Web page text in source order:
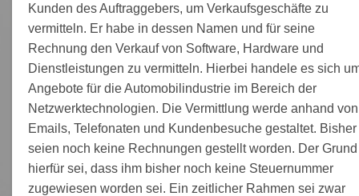
Kunden des Auftraggebers, um Verkaufsgeschäfte zu
vermitteln. Er habe in dessen Namen und für seine
Rechnung den Verkauf von Software, Hardware und
Dienstleistungen zu vermitteln. Hierbei handele es sich
Angebote für die Automobilindustrie im Bereich der
Netzwerktechnologien. Die Vermittlung werde anhand von
Emails, Telefonaten und Kundenbesuche gestaltet. Bisher
seien noch keine Rechnungen gestellt worden. Der Grund
hierfür sei, dass ihm bisher noch keine Steuernummer
zugewiesen worden sei. Ein zeitlicher Rahmen sei zwar